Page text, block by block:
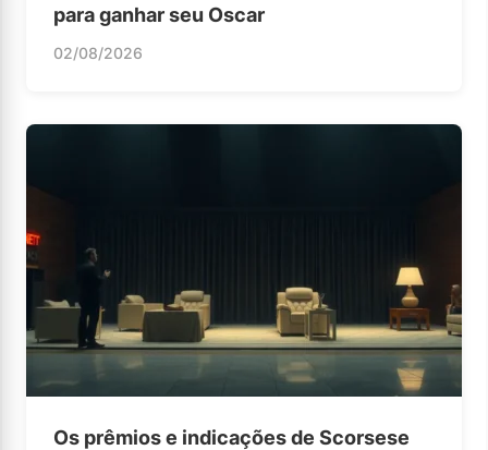
para ganhar seu Oscar
02/08/2026
Os prêmios e indicações de Scorsese